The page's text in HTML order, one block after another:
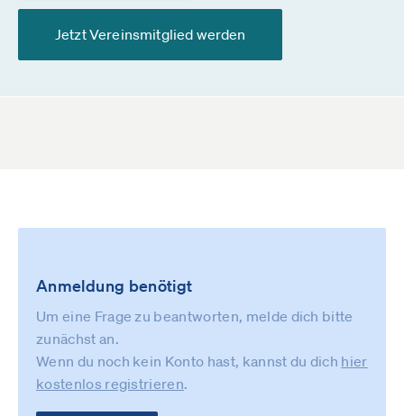
Jetzt Vereinsmitglied werden
Anmeldung benötigt
Um eine Frage zu beantworten, melde dich bitte
zunächst an.
Wenn du noch kein Konto hast, kannst du dich hier
kostenlos registrieren.